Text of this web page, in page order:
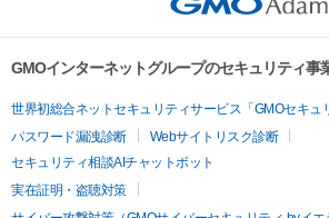
mie
GMOインターネットグループのセキュリティ事
世界初総合ネットセキュリティサービス「GMOセキュ
パスワード漏洩診断
Webサイトリスク診断
セキュリティ相談AIチャットボット
実在証明・盗聴対策